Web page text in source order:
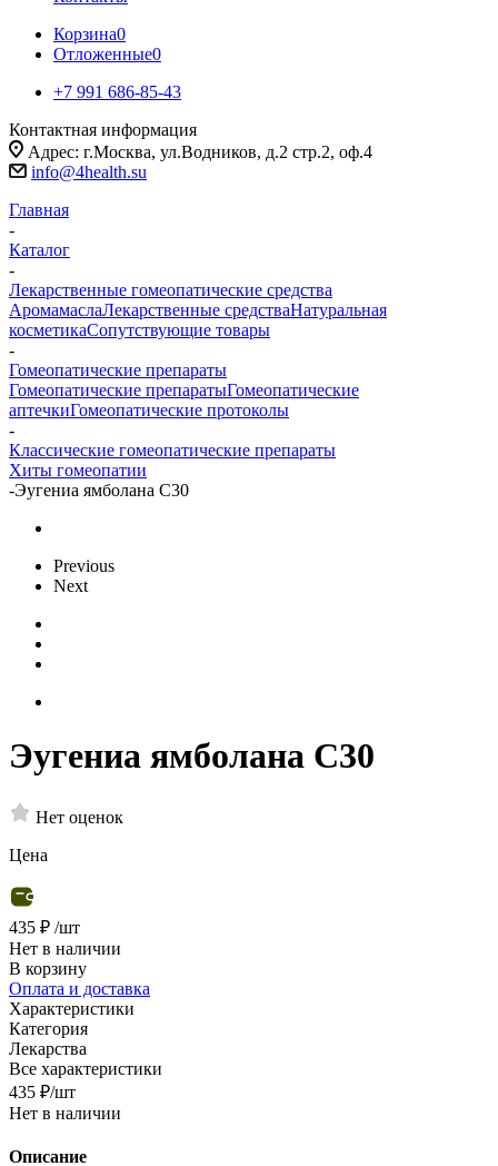
Корзина0
Отложенные0
+7 991 686-85-43
Контактная информация
Адрес: г.Москва, ул.Водников, д.2 стр.2, оф.4
info@4health.su
Главная
-
Каталог
-
Лекарственные гомеопатические средства
АромамаслаЛекарственные средстваНатуральная
косметикаСопутствующие товары
-
Гомеопатические препараты
Гомеопатические препаратыГомеопатические
аптечкиГомеопатические протоколы
-
Классические гомеопатические препараты
Хиты гомеопатии
-Эугениа ямболана С30
Previous
Next
Эугениа ямболана С30
Нет оценок
Цена
435 ₽ /шт
Нет в наличии
В корзину
Оплата и доставка
Характеристики
Категория
Лекарства
Все характеристики
435 ₽/шт
Нет в наличии
Описание